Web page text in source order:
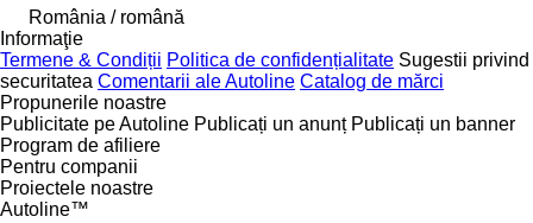
România / română
Informaţie
Termene & Condiții Politica de confidențialitate Sugestii privind
securitatea Comentarii ale Autoline Catalog de mărcі
Propunerile noastre
Publicitate pe Autoline Publicați un anunț Publicați un banner
Program de afiliere
Pentru companii
Proiectele noastre
Autoline™